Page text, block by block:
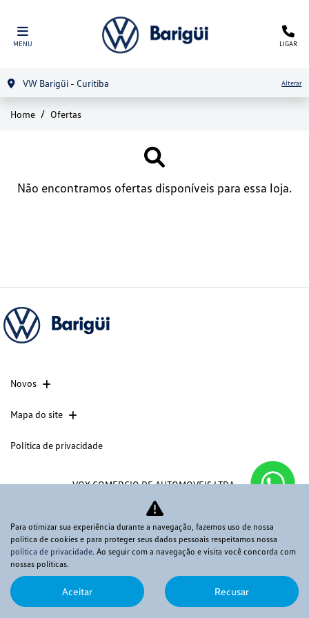
MENU LIGAR
VW Barigüi - Curitiba Alterar
Home Ofertas
Não encontramos ofertas disponíveis para essa loja.
Novos
Mapa do site
Política de privacidade
VOX COMERCIO DE AUTOMOVEIS LTDA
CNPJ: 08.540.795/0007-28
Desacelere. Seu bem maior é a vida.
Desenvolvido pela DEALERSPACE ® Direitos Reservados.
Para otimizar sua experiência durante a navegação, fazemos uso de nossa
política de cookies e para proteger seus dados pessoais respeitamos nossa
política de privacidade. Ao seguir com a navegação e visita você concorda com
nossas políticas.
Aceitar Recusar